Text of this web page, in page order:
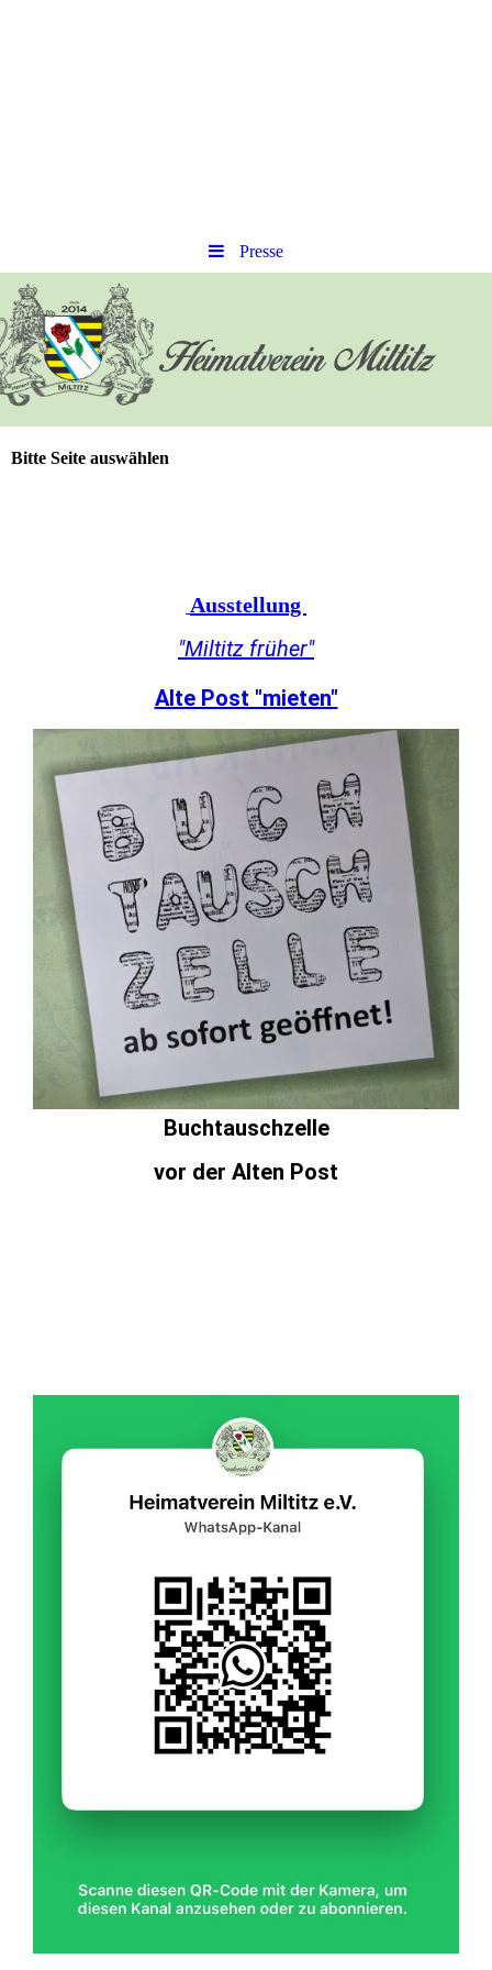
Presse
Bitte Seite auswählen
Ausstellung
"Miltitz früher"
Alte Post "mieten"
Buchtauschzelle
vor der Alten Post